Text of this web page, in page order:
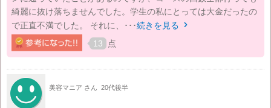
綺麗に抜け落ちませんでした。学生の私にとっては大金だったの
で正直不満でした。 それに、･･･続きを見る 
13 点
美容マニア さん 20代後半